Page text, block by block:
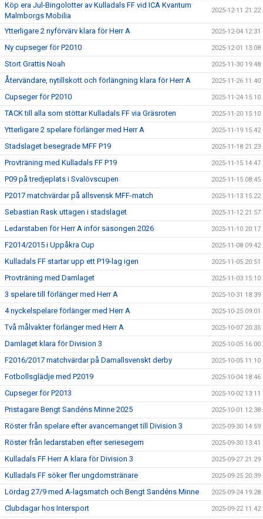
Köp era Jul-Bingolotter av Kulladals FF vid ICA Kvantum
Malmborgs Mobilia
2025-12-11 21:22
Ytterligare 2 nyförvärv klara för Herr A 2025-12-04 12:31
Ny cupseger för P2010 2025-12-01 13:08
Stort Grattis Noah 2025-11-30 19:48
Återvändare, nytillskott och förlängning klara för Herr A 2025-11-26 11:40
Cupseger för P2010 2025-11-24 15:10
TACK till alla som stöttar Kulladals FF via Gräsroten 2025-11-20 15:10
Ytterligare 2 spelare förlänger med Herr A 2025-11-19 15:42
Stadslaget besegrade MFF P19 2025-11-18 21:23
Provträning med Kulladals FF P19 2025-11-15 14:47
P09 på tredjeplats i Svalövscupen 2025-11-15 08:45
P2017 matchvärdar på allsvensk MFF-match 2025-11-13 15:22
Sebastian Rask uttagen i stadslaget 2025-11-12 21:57
Ledarstaben för Herr A inför säsongen 2026 2025-11-10 20:17
F2014/2015 i Uppåkra Cup 2025-11-08 09:42
Kulladals FF startar upp ett P19-lag igen 2025-11-05 20:51
Provträning med Damlaget 2025-11-03 15:10
3 spelare till förlänger med Herr A 2025-10-31 18:39
4 nyckelspelare förlänger med Herr A 2025-10-25 09:01
Två målvakter förlänger med Herr A 2025-10-07 20:35
Damlaget klara för Division 3 2025-10-05 16:00
F2016/2017 matchvärdar på Damallsvenskt derby 2025-10-05 11:10
Fotbollsglädje med P2019 2025-10-04 18:46
Cupseger för P2013 2025-10-02 13:11
Pristagare Bengt Sandéns Minne 2025 2025-10-01 12:38
Röster från spelare efter avancemanget till Division 3 2025-09-30 14:59
Röster från ledarstaben efter seriesegern 2025-09-30 13:41
Kulladals FF Herr A klara för Division 3 2025-09-27 21:29
Kulladals FF söker fler ungdomstränare 2025-09-25 20:39
Lördag 27/9 med A-lagsmatch och Bengt Sandéns Minne 2025-09-24 19:28
Clubdagar hos Intersport 2025-09-22 11:42